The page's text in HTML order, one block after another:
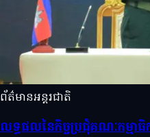
ព័ត៌មានអន្តរជាតិ
លទ្ធផលនៃកិច្ចប្រជុំគណៈកម្មាធិ